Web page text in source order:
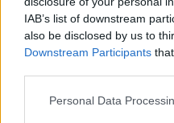
IAB’s list of downstream
also be disclosed by us to
Downstream Participants
Please note that this
Personal Data
αερομεταφορέων
πλήρωμα των 2.300
διαγνωσθεί θετικά